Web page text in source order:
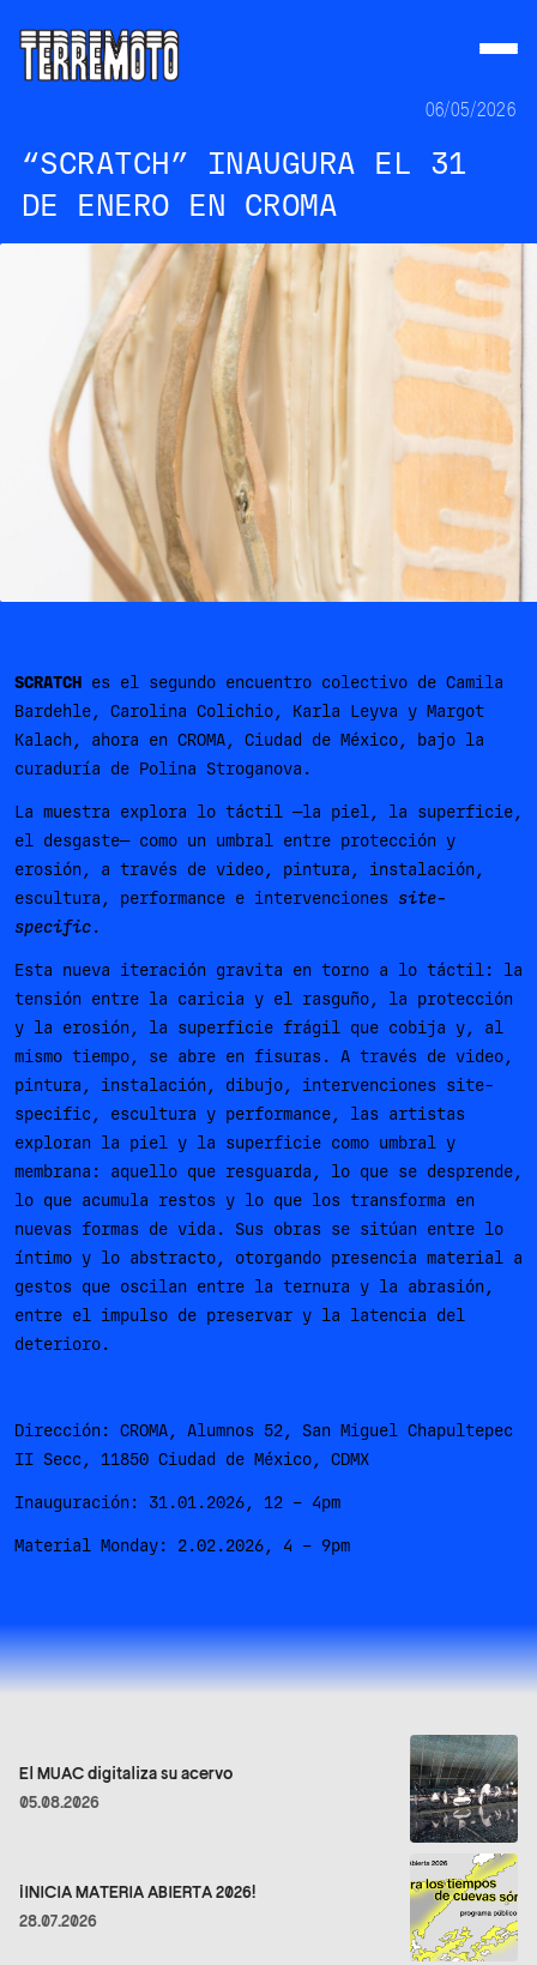
06/05/2026
“SCRATCH” INAUGURA EL 31
DE ENERO EN CROMA
SCRATCH es el segundo encuentro colectivo de Camila
Bardehle, Carolina Colichio, Karla Leyva y Margot
Kalach, ahora en CROMA, Ciudad de México, bajo la
curaduría de Polina Stroganova.
La muestra explora lo táctil —la piel, la superficie,
el desgaste— como un umbral entre protección y
erosión, a través de video, pintura, instalación,
escultura, performance e intervenciones site-
specific.
Esta nueva iteración gravita en torno a lo táctil: la
tensión entre la caricia y el rasguño, la protección
y la erosión, la superficie frágil que cobija y, al
mismo tiempo, se abre en fisuras. A través de video,
pintura, instalación, dibujo, intervenciones site-
specific, escultura y performance, las artistas
exploran la piel y la superficie como umbral y
membrana: aquello que resguarda, lo que se desprende,
lo que acumula restos y lo que los transforma en
nuevas formas de vida. Sus obras se sitúan entre lo
íntimo y lo abstracto, otorgando presencia material a
gestos que oscilan entre la ternura y la abrasión,
entre el impulso de preservar y la latencia del
deterioro.
Dirección: CROMA, Alumnos 52, San Miguel Chapultepec
II Secc, 11850 Ciudad de México, CDMX
Inauguración: 31.01.2026, 12 – 4pm
Material Monday: 2.02.2026, 4 – 9pm
El MUAC digitaliza su acervo
05.08.2026
¡INICIA MATERIA ABIERTA 2026!
28.07.2026